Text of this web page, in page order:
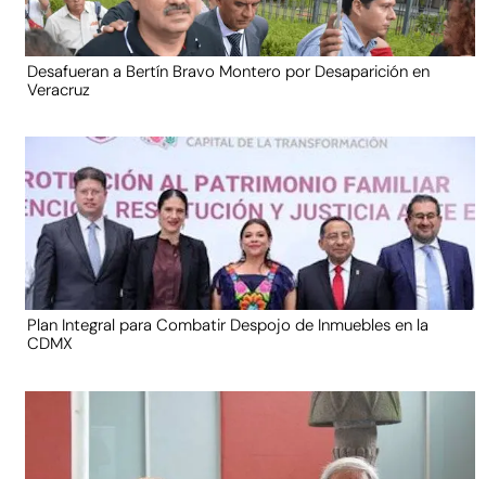
Desafueran a Bertín Bravo Montero por Desaparición en
Veracruz
Plan Integral para Combatir Despojo de Inmuebles en la
CDMX